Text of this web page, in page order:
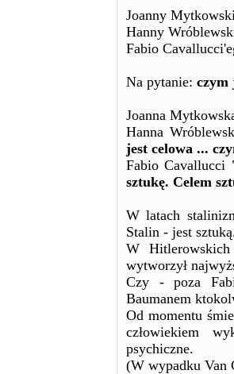
Joanny
Hanny
Fabio
Na pytanie: czym
Joanna
Hanna
jest celowa ...
Fabio Cavallucci
sztukę. Celem
W latach
Stalin - jest
W
wytworzył
Czy - poza
Baumanem
Od momentu
człowiekiem
psychiczne.
(W wypadku Van